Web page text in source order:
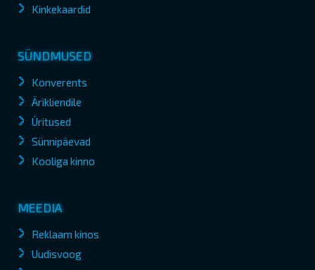
Kinkekaardid
SÜNDMUSED
Konverents
Ärikliendile
Üritused
Sünnipäevad
Kooliga kinno
MEEDIA
Reklaam kinos
Uudisvoog